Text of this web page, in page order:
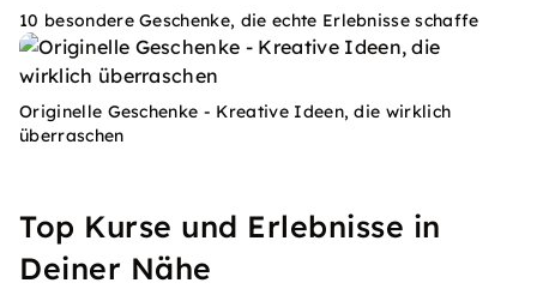
10 besondere Geschenke, die echte Erlebnisse schaffe
Originelle Geschenke - Kreative Ideen, die wirklich
überraschen
Top Kurse und Erlebnisse in
Deiner Nähe